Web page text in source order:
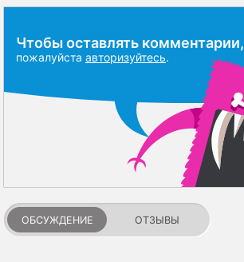
Чтобы оставлять комментарии,
пожалуйста авторизуйтесь.
ОБСУЖДЕНИЕ ОТЗЫВЫ